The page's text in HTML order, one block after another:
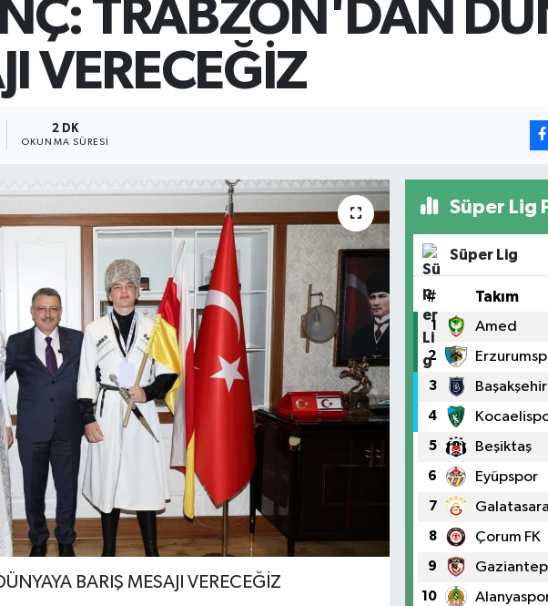
TRABZON'DAN
VERECEĞİZ
2 DK
OKUNMA SÜRESI
BARIŞ MESAJI VERECEĞİZ
Süper Lig
Süper Lig
# Takım
1 Amed
2
3 Başakşehir
4
5 Beşiktaş
6 Eyüpspor
7
8 Çorum FK
9 Gaziantep
10